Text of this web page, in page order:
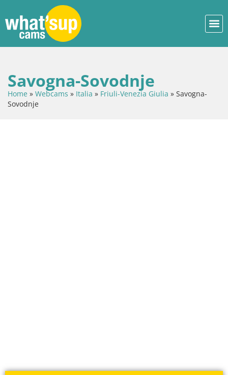
Savogna-Sovodnje
Home » Webcams » Italia » Friuli-Venezia Giulia » Savogna-
Sovodnje